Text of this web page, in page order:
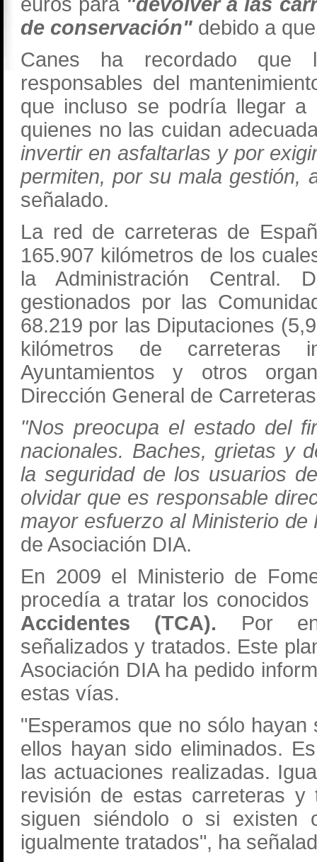
de conservación" debido a
Canes ha recordado que
responsables del
que incluso se podría llegar a
quienes no las cuidan
invertir en asfaltarlas y por
permiten, por su mala gestión,
señalado.
La red de carreteras de
165.907 kilómetros de los
la Administración Central.
gestionados por las
68.219 por las Diputaciones
kilómetros de carreteras
Ayuntamientos y otros
Dirección General de
"Nos preocupa el estado del
nacionales. Baches, grietas y
la seguridad de los usuarios
olvidar que es responsable
mayor esfuerzo al Ministerio de
de Asociación DIA.
En 2009 el Ministerio de
procedía a tratar los
Accidentes (TCA). Por
señalizados y tratados. Este
Asociación DIA ha pedido
estas vías.
"Esperamos que no sólo
ellos hayan sido eliminados.
las actuaciones realizadas.
revisión de estas carreteras y
siguen siéndolo o si existen
igualmente tratados", ha